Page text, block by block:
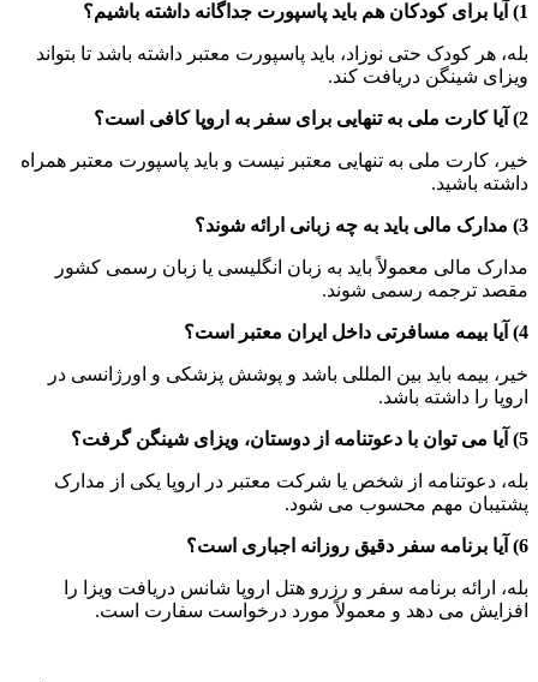
1) آیا برای کودکان هم باید پاسپورت جداگانه داشته باشیم؟
بله، هر کودک حتی نوزاد، باید پاسپورت معتبر داشته باشد تا بتواند
ویزای شینگن دریافت کند.
2) آیا کارت ملی به تنهایی برای سفر به اروپا کافی است؟
خیر، کارت ملی به تنهایی معتبر نیست و باید پاسپورت معتبر همراه
داشته باشید.
3) مدارک مالی باید به چه زبانی ارائه شوند؟
مدارک مالی معمولاً باید به زبان انگلیسی یا زبان رسمی کشور
مقصد ترجمه رسمی شوند.
4) آیا بیمه مسافرتی داخل ایران معتبر است؟
خیر، بیمه باید بین المللی باشد و پوشش پزشکی و اورژانسی در
اروپا را داشته باشد.
5) آیا می توان با دعوتنامه از دوستان، ویزای شینگن گرفت؟
بله، دعوتنامه از شخص یا شرکت معتبر در اروپا یکی از مدارک
پشتیبان مهم محسوب می شود.
6) آیا برنامه سفر دقیق روزانه اجباری است؟
بله، ارائه برنامه سفر و رزرو هتل اروپا شانس دریافت ویزا را
افزایش می دهد و معمولاً مورد درخواست سفارت است.